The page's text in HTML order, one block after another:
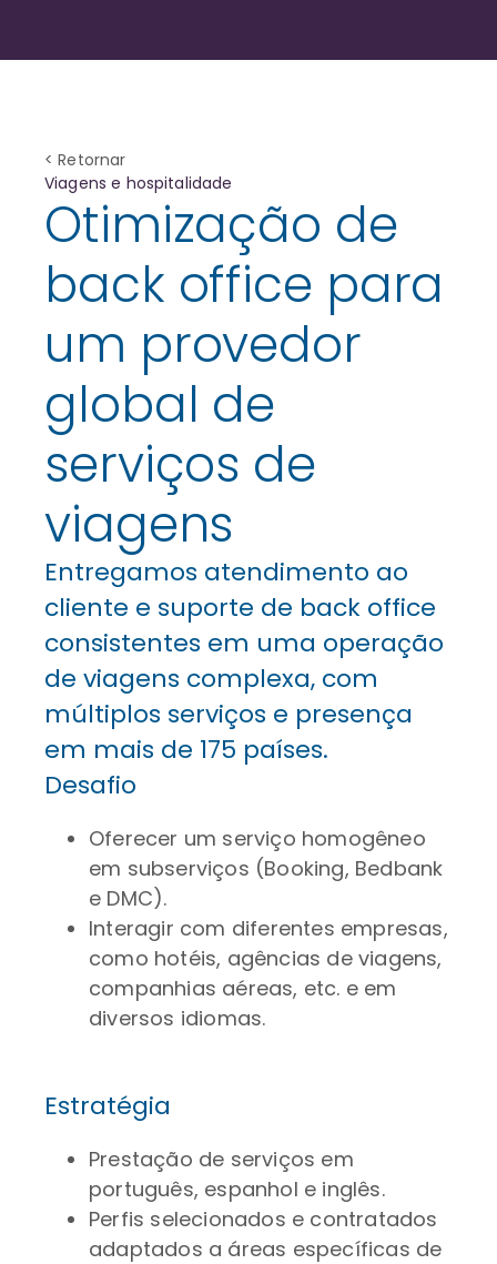
< Retornar
Viagens e hospitalidade
Otimização de
back office para
um provedor
global de
serviços de
viagens
Entregamos atendimento ao
cliente e suporte de back office
consistentes em uma operação
de viagens complexa, com
múltiplos serviços e presença
em mais de 175 países.
Desafio
Oferecer um serviço homogêneo
em subserviços (Booking, Bedbank
e DMC).
Interagir com diferentes empresas,
como hotéis, agências de viagens,
companhias aéreas, etc. e em
diversos idiomas.
Estratégia
Prestação de serviços em
português, espanhol e inglês.
Perfis selecionados e contratados
adaptados a áreas específicas de